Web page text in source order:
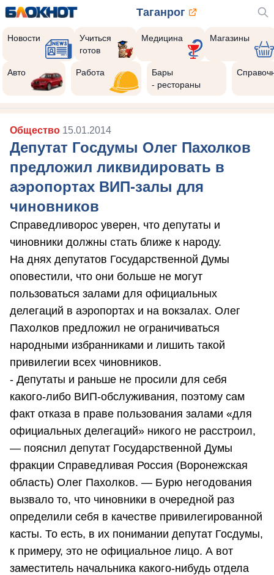
Таганрог
Новости
Учиться
готов
Медицина Магазины
Авто Работа
Бары
- рестораны
Общество 15.01.2014
Депутат Госдумы Олег Пахолков
предложил ликвидировать в
аэропортах ВИП-залы для
чиновников
Справедливорос уверен, что депутаты и
чиновники должны стать ближе к народу.
На днях депутатов Государственной Думы
оповестили, что они больше не могут
пользоваться залами для официальных
делегаций в аэропортах и на вокзалах. Олег
Пахолков предложил не ограничиваться
народными избранниками и лишить такой
привилегии всех чиновников.
- Депутаты и раньше не просили для себя
какого-либо ВИП-обслуживания, поэтому сам
факт отказа в праве пользования залами «для
официальных делегаций» никого не расстроил,
— пояснил депутат Государственной Думы
фракции Справедливая Россия (Воронежская
область) Олег Пахолков. — Бурю негодования
вызвало то, что чиновники в очередной раз
определили себя в качестве привилегированной
касты. То есть, в их понимании депутат Госдумы,
к примеру, это не официальное лицо. А вот
заместитель начальника какого-нибудь отдела